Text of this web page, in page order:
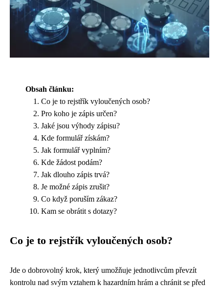
Obsah článku:
Co je to rejstřík vyloučených osob?
Pro koho je zápis určen?
Jaké jsou výhody zápisu?
Kde formulář získám?
Jak formulář vyplním?
Kde žádost podám?
Jak dlouho zápis trvá?
Je možné zápis zrušit?
Co když poruším zákaz?
Kam se obrátit s dotazy?
Co je to rejstřík vyloučených osob?
Jde o dobrovolný krok, který umožňuje jednotlivcům převzít
kontrolu nad svým vztahem k hazardním hrám a chránit se před